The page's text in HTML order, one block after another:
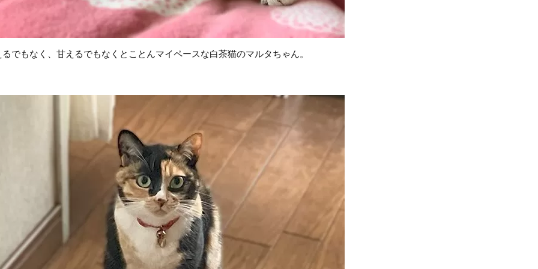
でもなく、甘えるでもなくとことんマイペースな白茶猫のマルタちゃん。